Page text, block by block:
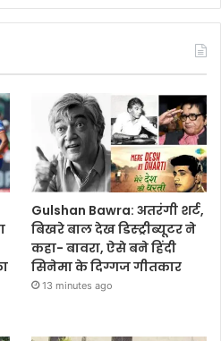
Gulshan Bawra: अतरंगी शर्ट,
बिखरे बाल देख डिस्ट्रीब्यूटर ने
कहा- बावरा, ऐसे बने हिंदी
सिनेमा के दिग्गज गीतकार
13 minutes ago